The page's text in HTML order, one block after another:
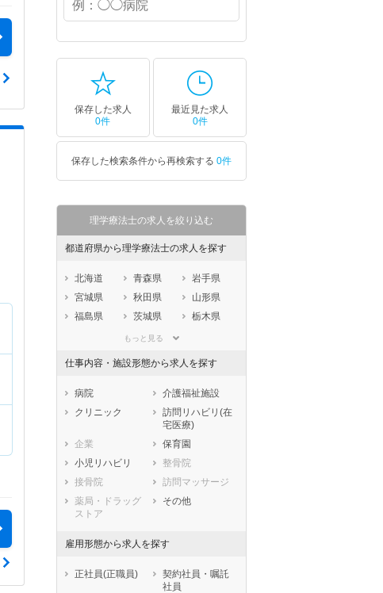
保存した求人
0件
最近見た求人
0件
保存した検索条件から再検索する 0件
理学療法士の求人を絞り込む
都道府県から理学療法士の求人を探す
北海道 青森県
岩手県
宮城県
秋田県
山形県
福島県
茨城県
栃木県
埼玉県
石川県
福井県
岐阜県
静岡県
愛知県
三重県
大阪府
兵庫県
奈良県
鳥取県
島根県
広島県
山口県
徳島県
香川県
愛媛県
熊本県
大分県
もっと見る
仕事内容・施設形態から求人を探す
病院
介護福祉施設
クリニック
訪問リハビリ(在
宅医療)
企業
保育園
小児リハビリ
整骨院
接骨院
訪問マッサージ
薬局・ドラッグ
ストア
その他
雇用形態から求人を探す
正社員(正職員)
契約社員・嘱託
社員